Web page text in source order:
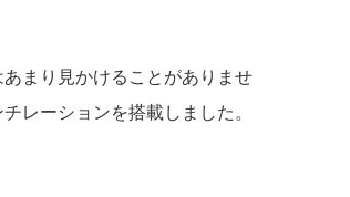
まり見かけることがありませ
レーションを搭載しました。